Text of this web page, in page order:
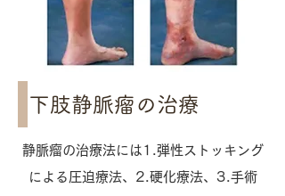
下肢静脈瘤の治療
静脈瘤の治療法には1.弾性ストッキング
による圧迫療法、2.硬化療法、3.手術